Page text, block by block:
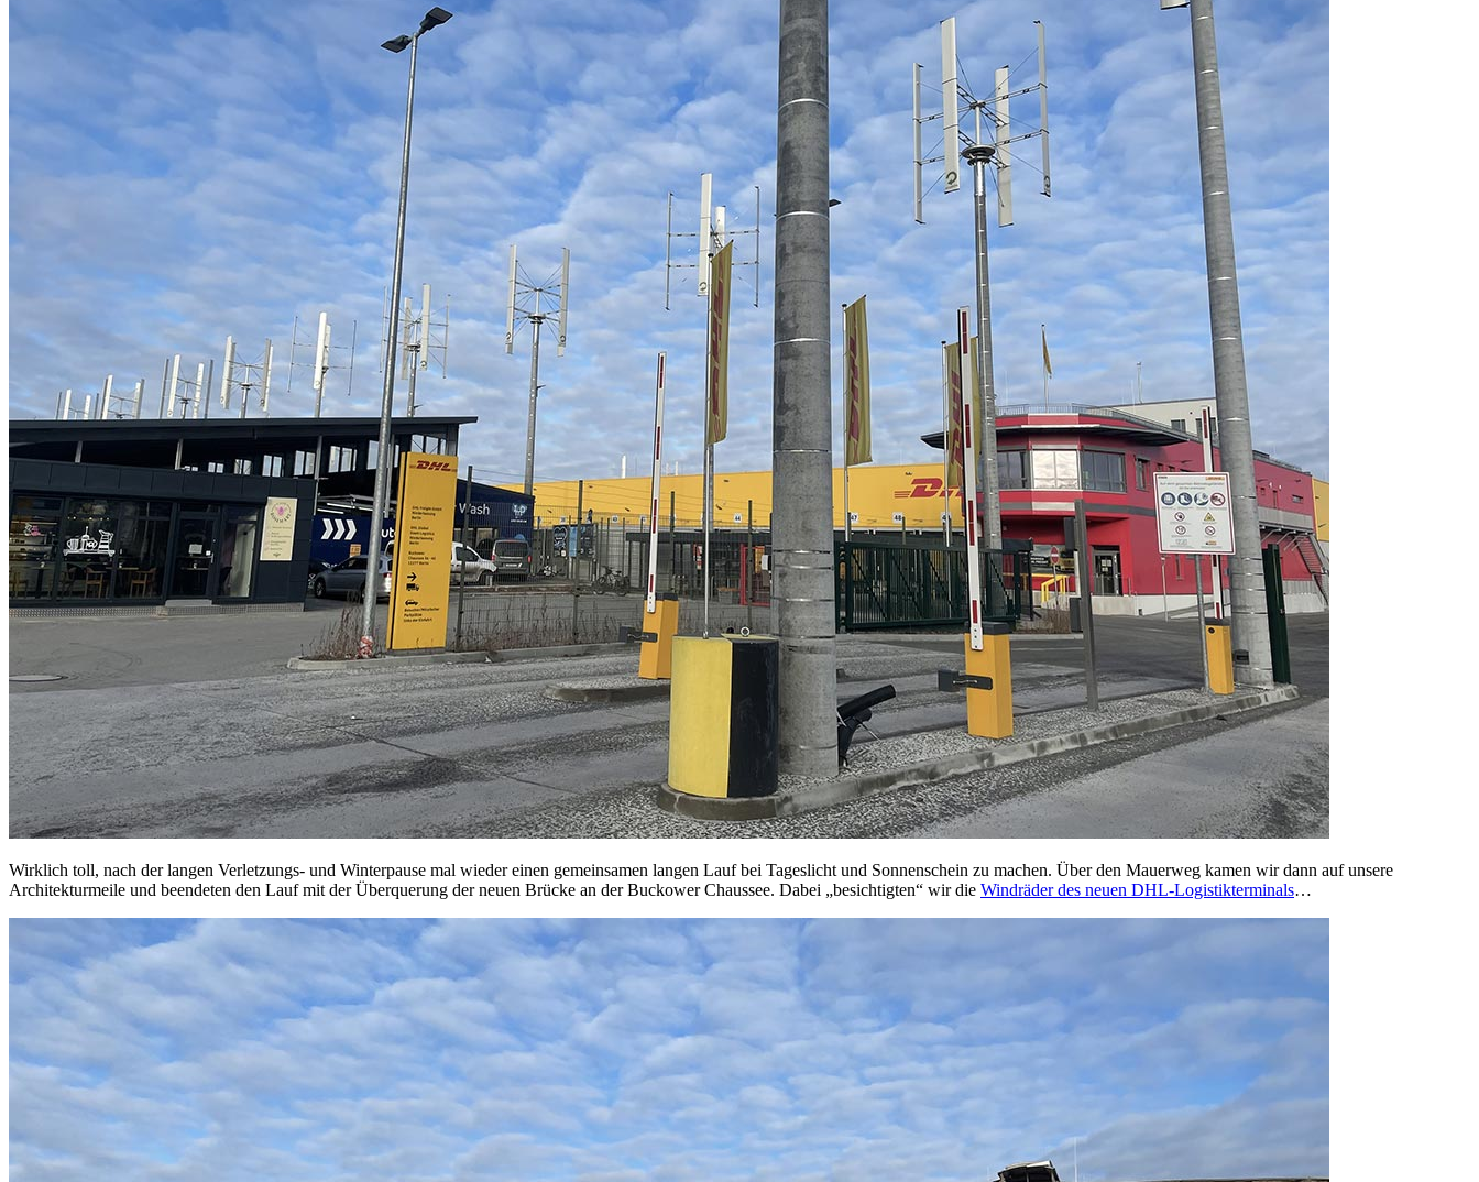
Wirklich toll, nach der langen Verletzungs- und Winterpause mal wieder einen gemeinsamen langen Lauf bei Tageslicht und Sonnenschein zu machen. Über den Mauerweg kamen wir dann auf unsere
Architekturmeile und beendeten den Lauf mit der Überquerung der neuen Brücke an der Buckower Chaussee. Dabei „besichtigten“ wir die Windräder des neuen DHL-Logistikterminals…